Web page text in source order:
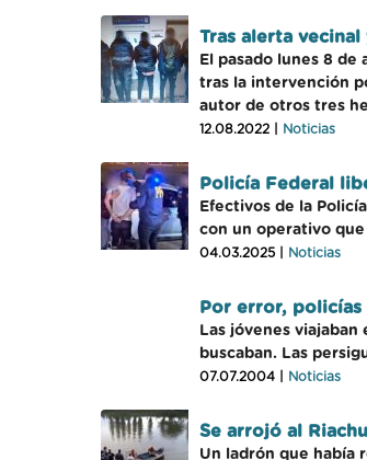
Tras alerta
El pasado lunes 8
tras la intervención
autor de otros tres
12.08.2022 | Noticias
Policía Federal
Efectivos de la
con un operativo
04.03.2025 | Noticias
Por error,
Las jóvenes viajaban
buscaban. Las
07.07.2004 | Noticias
Se arrojó al
Un ladrón que había